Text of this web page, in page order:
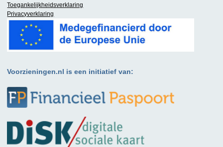
Toegankelijkheidsverklaring
Privacyverklaring
Voorzieningen.nl is een initiatief van: